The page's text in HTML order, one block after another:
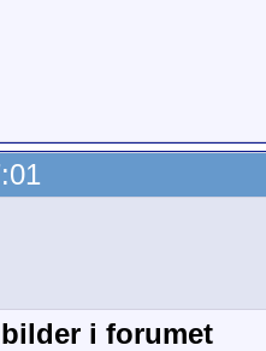
i forumet